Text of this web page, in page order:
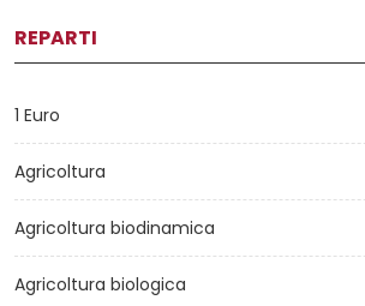
REPARTI
1 Euro
Agricoltura
Agricoltura biodinamica
Agricoltura biologica